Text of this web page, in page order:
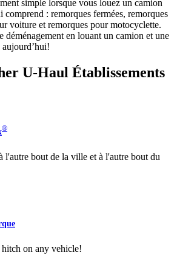
simple lorsque vous louez un camion
comprend : remorques fermées, remorques
voiture et remorques pour motocyclette.
déménagement en louant un camion et une
aujourd’hui!
U-Haul Établissements
®
l'autre bout de la ville et à l'autre bout du
on any vehicle!